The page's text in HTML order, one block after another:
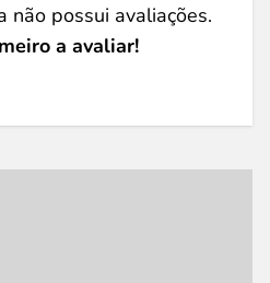
não possui avaliações.
a avaliar!